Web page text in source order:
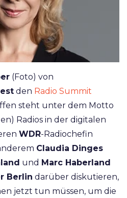
(Foto) von
den Radio Summit
steht unter dem Motto
Radios in der digitalen
WDR-Radiochefin
Claudia Dinges
und Marc Haberland
Berlin darüber diskutieren,
jetzt tun müssen, um die